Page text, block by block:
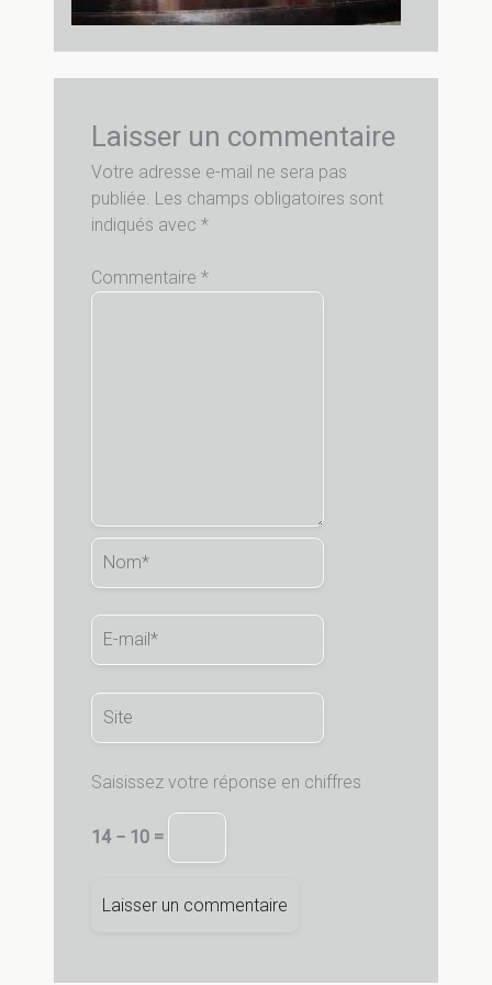
Laisser un commentaire
Votre adresse e-mail ne sera pas
publiée. Les champs obligatoires sont
indiqués avec *
Commentaire *
Nom*
E-
Site
Saisissez votre réponse en chiffres
14 − 10 =